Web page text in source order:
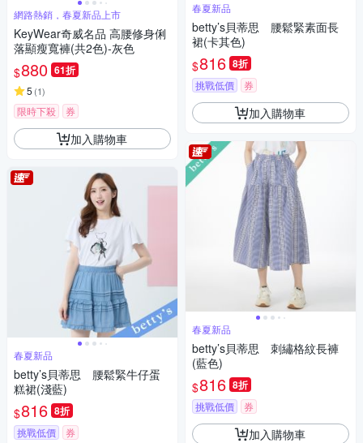
網路熱銷，春夏新品上市
KeyWear奇威名品 高腰修身俐
落顯瘦寬褲(共2色)-灰色
$880 61折
5 (1)
限時下殺 券
加入購物車
春夏新品
betty’s貝蒂思 腰鬆緊牛仔蛋
糕裙(淺藍)
$816 8折
挑戰低價 券
春夏新品
betty’s貝蒂思 腰鬆緊素面長
裙(卡其色)
$816 8折
挑戰低價 券
加入購物車
春夏新品
betty’s貝蒂思 刺繡格紋長褲
(藍色)
$816 8折
挑戰低價 券
加入購物車